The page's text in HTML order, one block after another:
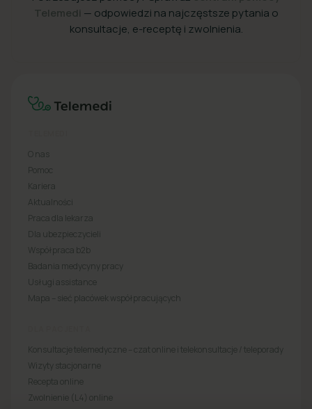
Telemedi — odpowiedzi na najczęstsze pytania o
konsultacje, e-receptę i zwolnienia.
O nas
Pomoc
Kariera
Aktualności
Praca dla lekarza
Dla ubezpieczycieli
Współpraca b2b
Badania medycyny pracy
Usługi assistance
Mapa – sieć placówek współpracujących
Konsultacje telemedyczne – czat online i telekonsultacje / teleporady
Wizyty stacjonarne
Recepta online
Zwolnienie (L4) online